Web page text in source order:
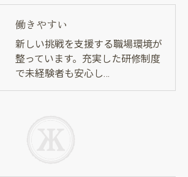
働きやすい
新しい挑戦を支援する職場環境が
整っています。充実した研修制度
で未経験者も安心し…